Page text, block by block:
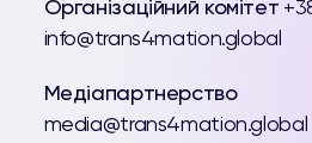
Організаційний комітет
info@trans4mation.global
Медіапартнерство
media@trans4mation.global